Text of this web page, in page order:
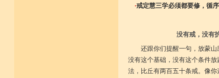
·戒定慧三学必须都要修，循
没有戒，没有
还跟你们提醒一句，放蒙
没有这个基础，没有这个条件
法，比丘有两百五十条戒。像